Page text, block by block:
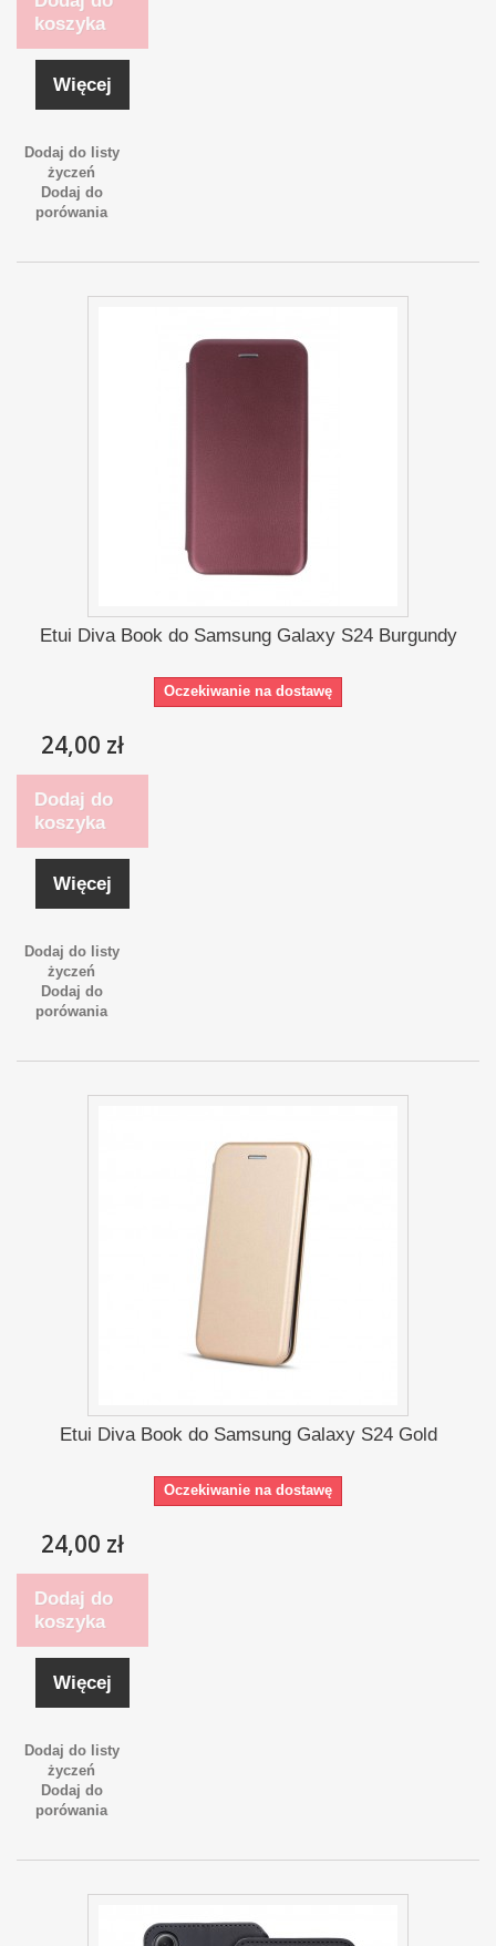
koszyka
Więcej
Dodaj do listy
życzeń
Dodaj do
porówania
Etui Diva Book do Samsung Galaxy S24 Burgundy
Oczekiwanie na dostawę
24,00 zł
Dodaj do
koszyka
Więcej
Dodaj do listy
życzeń
Dodaj do
porówania
Etui Diva Book do Samsung Galaxy S24 Gold
Oczekiwanie na dostawę
24,00 zł
Dodaj do
koszyka
Więcej
Dodaj do listy
życzeń
Dodaj do
porówania